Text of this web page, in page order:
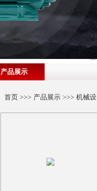
产品展示
首页 >>> 产品展示>>> 机械